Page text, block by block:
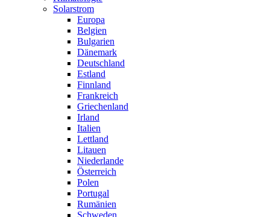
Solarstrom
Europa
Belgien
Bulgarien
Dänemark
Deutschland
Estland
Finnland
Frankreich
Griechenland
Irland
Italien
Lettland
Litauen
Niederlande
Österreich
Polen
Portugal
Rumänien
Schweden